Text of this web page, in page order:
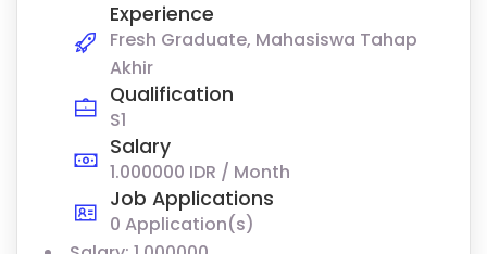
Experience
Fresh Graduate, Mahasiswa Tahap
Akhir
Qualification
S1
Salary
1.000000 IDR / Month
Job Applications
0 Application(s)